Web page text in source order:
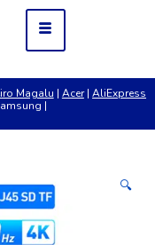
Magalu | Acer|AliExpress
|
🔍